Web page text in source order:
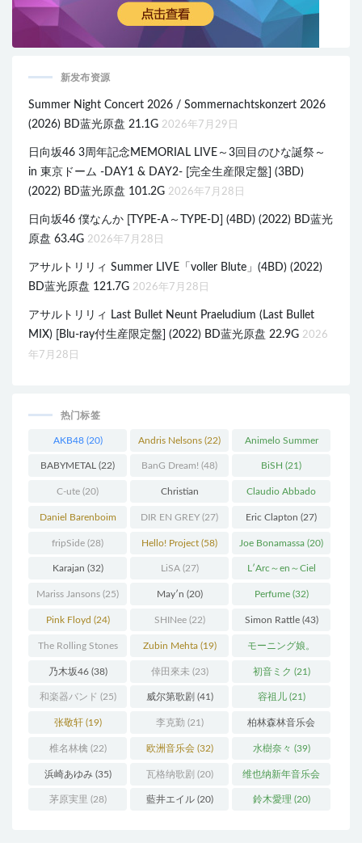
新发布资源
Summer Night Concert 2026 / Sommernachtskonzert 2026
(2026) BD蓝光原盘 21.1G 2026年7月29日
日向坂46 3周年記念MEMORIAL LIVE～3回目のひな誕祭～
in 東京ドーム -DAY1 & DAY2- [完全生産限定盤] (3BD)
(2022) BD蓝光原盘 101.2G 2026年7月28日
日向坂46 僕なんか [TYPE-A～TYPE-D] (4BD) (2022) BD蓝光
原盘 63.4G 2026年7月28日
アサルトリリィ Summer LIVE「voller Blute」(4BD) (2022)
BD蓝光原盘 121.7G 2026年7月28日
アサルトリリィ Last Bullet Neunt Praeludium (Last Bullet
MIX) [Blu-ray付生産限定盤] (2022) BD蓝光原盘 22.9G 2026
年7月28日
热门标签
AKB48(20) Andris Nelsons (22) Animelo Summer
Live(34)
BABYMETAL (22) BanG Dream! (48) BiSH (21)
C-ute (20) Christian
Thielemann(36)
Claudio Abbado
(25)
Daniel Barenboim
(37)
DIR EN GREY (27) Eric Clapton (27)
fripSide (28) Hello! Project (58) Joe Bonamassa (20)
Karajan (32) LiSA(27) L′Arc～en～Ciel
(41)
Mariss Jansons (25) May′n (20) Perfume(32)
Pink Floyd (24) SHINee(22) Simon Rattle(43)
The Rolling Stones
(30)
Zubin Mehta(19) モーニング娘。
(27)
乃木坂46(38) 倖田來未 (23) 初音ミク (21)
和楽器バンド (25) 威尔第歌剧 (41) 容祖儿(21)
张敬轩(19) 李克勤 (21) 柏林森林音乐会
(22)
椎名林檎 (22) 欧洲音乐会(32) 水樹奈々 (39)
浜崎あゆみ(35) 瓦格纳歌剧 (20) 维也纳新年音乐会
(19)
茅原実里 (28) 藍井エイル(20) 鈴木愛理 (20)